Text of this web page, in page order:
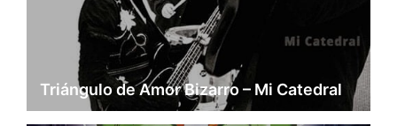
Triángulo de Amor Bizarro – Mi Catedral